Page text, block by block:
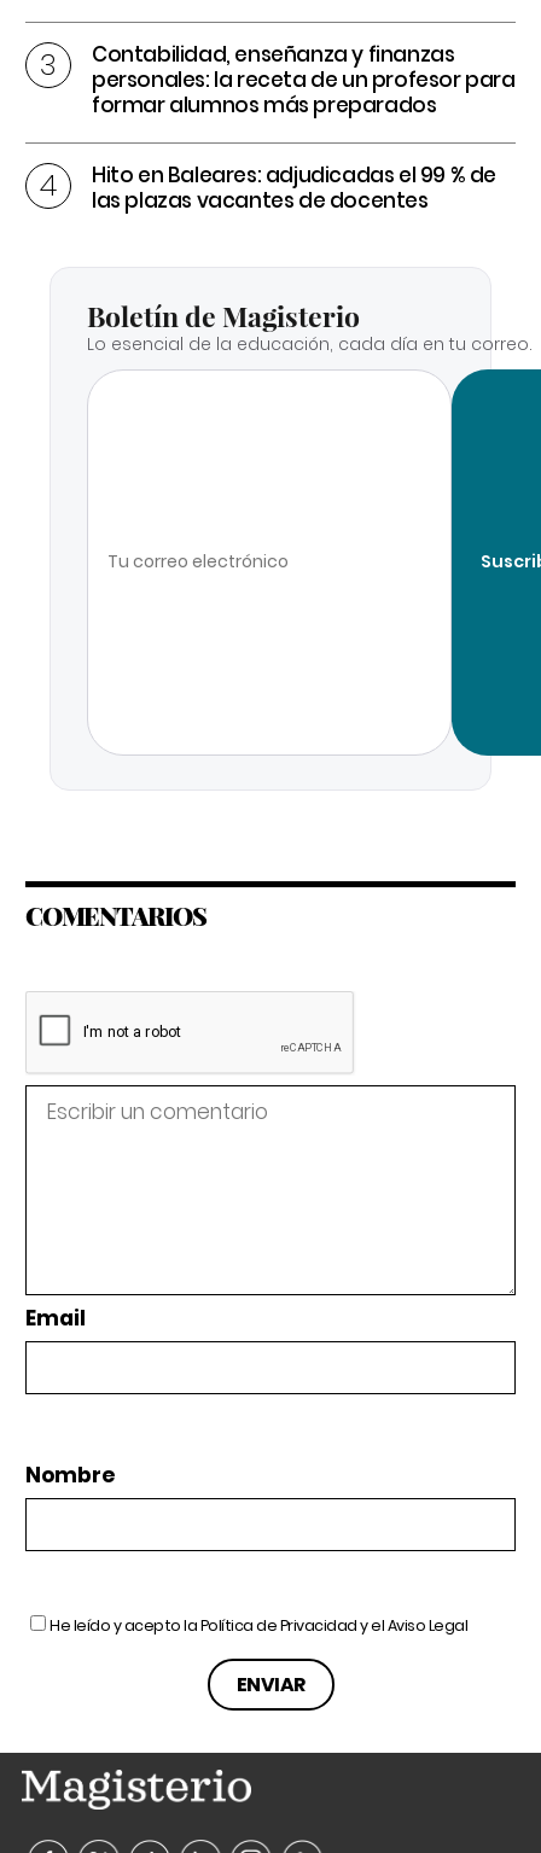
Contabilidad, enseñanza y finanzas
personales: la receta de un profesor para
formar alumnos más preparados
Hito en Baleares: adjudicadas el 99 % de
las plazas vacantes de docentes
Boletín de Magisterio
Lo esencial de la educación, cada día en tu correo.
COMENTARIOS
Email
Nombre
He leído y acepto laPolítica de Privacidady elAviso Legal